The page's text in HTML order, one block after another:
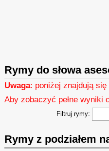
Rymy do słowa
Uwaga: poniżej znajdują
Aby zobaczyć pełne wyniki
Filtruj rymy:
Rymy z podziałem